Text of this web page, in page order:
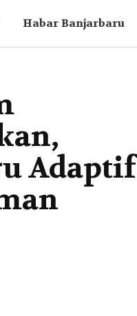
Habar Banjarbaru
Adaptif